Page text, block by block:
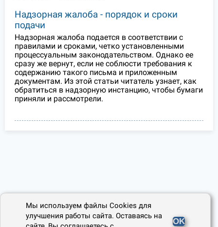
Надзорная жалоба - порядок и сроки
подачи
Надзорная жалоба подается в соответствии с
правилами и сроками, четко установленными
процессуальным законодательством. Однако ее
сразу же вернут, если не соблюсти требования к
содержанию такого письма и приложенным
документам. Из этой статьи читатель узнает, как
обратиться в надзорную инстанцию, чтобы бумаги
приняли и рассмотрели.
Мы используем файлы Cookies для
улучшения работы сайта. Оставаясь на
OK